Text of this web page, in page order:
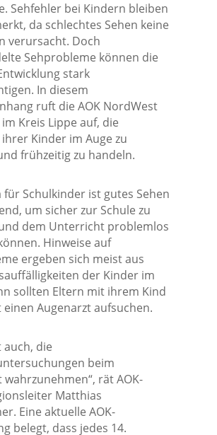
Sehfehler bei Kindern bleiben
da schlechtes Sehen keine
verursacht. Doch
Sehprobleme können die
stark
In diesem
ruft die AOK NordWest
Kreis Lippe auf, die
Kinder im Auge zu
frühzeitig zu handeln.
für Schulkinder ist gutes Sehen
um sicher zur Schule zu
dem Unterricht problemlos
Hinweise auf
ergeben sich meist aus
der Kinder im
sollten Eltern mit ihrem Kind
Augenarzt aufsuchen.
die
beim
rät AOK-
Matthias
Eine aktuelle AOK-
belegt, dass jedes 14.